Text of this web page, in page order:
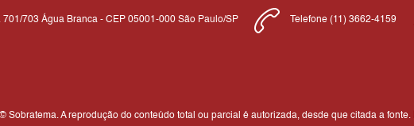
701/703 Água Branca - CEP 05001-000 São Paulo/SP Telefone (11) 3662-4159
© Sobratema. A reprodução do conteúdo total ou parcial é autorizada, desde que citada a fonte.